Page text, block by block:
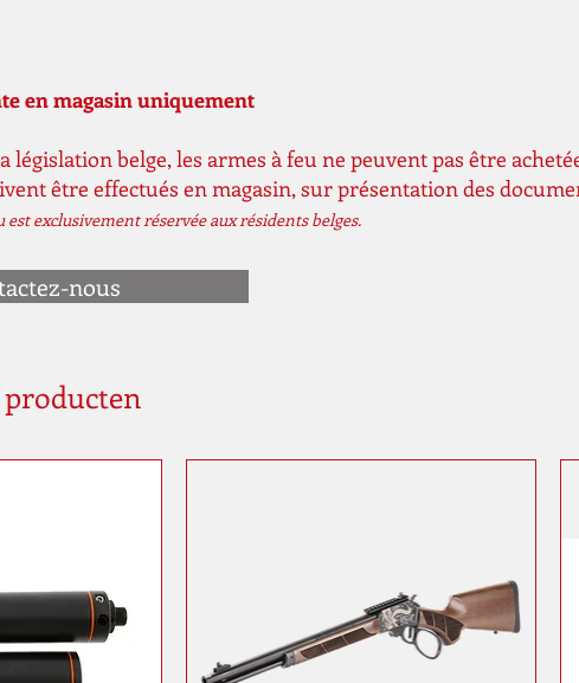
en magasin uniquement
législation belge, les armes à feu ne peuvent pas être
être effectués en magasin, sur présentation des
est exclusivement réservée aux résidents belges.
nous
producten